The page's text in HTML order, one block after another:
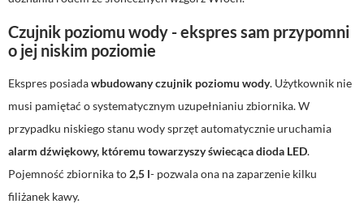
Czujnik poziomu wody - ekspres sam przypomni
o jej niskim poziomie
Ekspres posiadawbudowany czujnik poziomu wody. Użytkownik nie
musi pamiętać o systematycznym uzupełnianiu zbiornika. W
przypadku niskiego stanu wody sprzęt automatycznie uruchamia
alarm dźwiękowy, któremu towarzyszy świecąca dioda LED.
Pojemność zbiornika to 2,5 l- pozwala ona na zaparzenie kilku
filiżanek kawy.